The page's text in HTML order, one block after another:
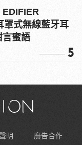
EDIFIER
罩式無線藍牙耳
言蜜語
5
明
廣告合作